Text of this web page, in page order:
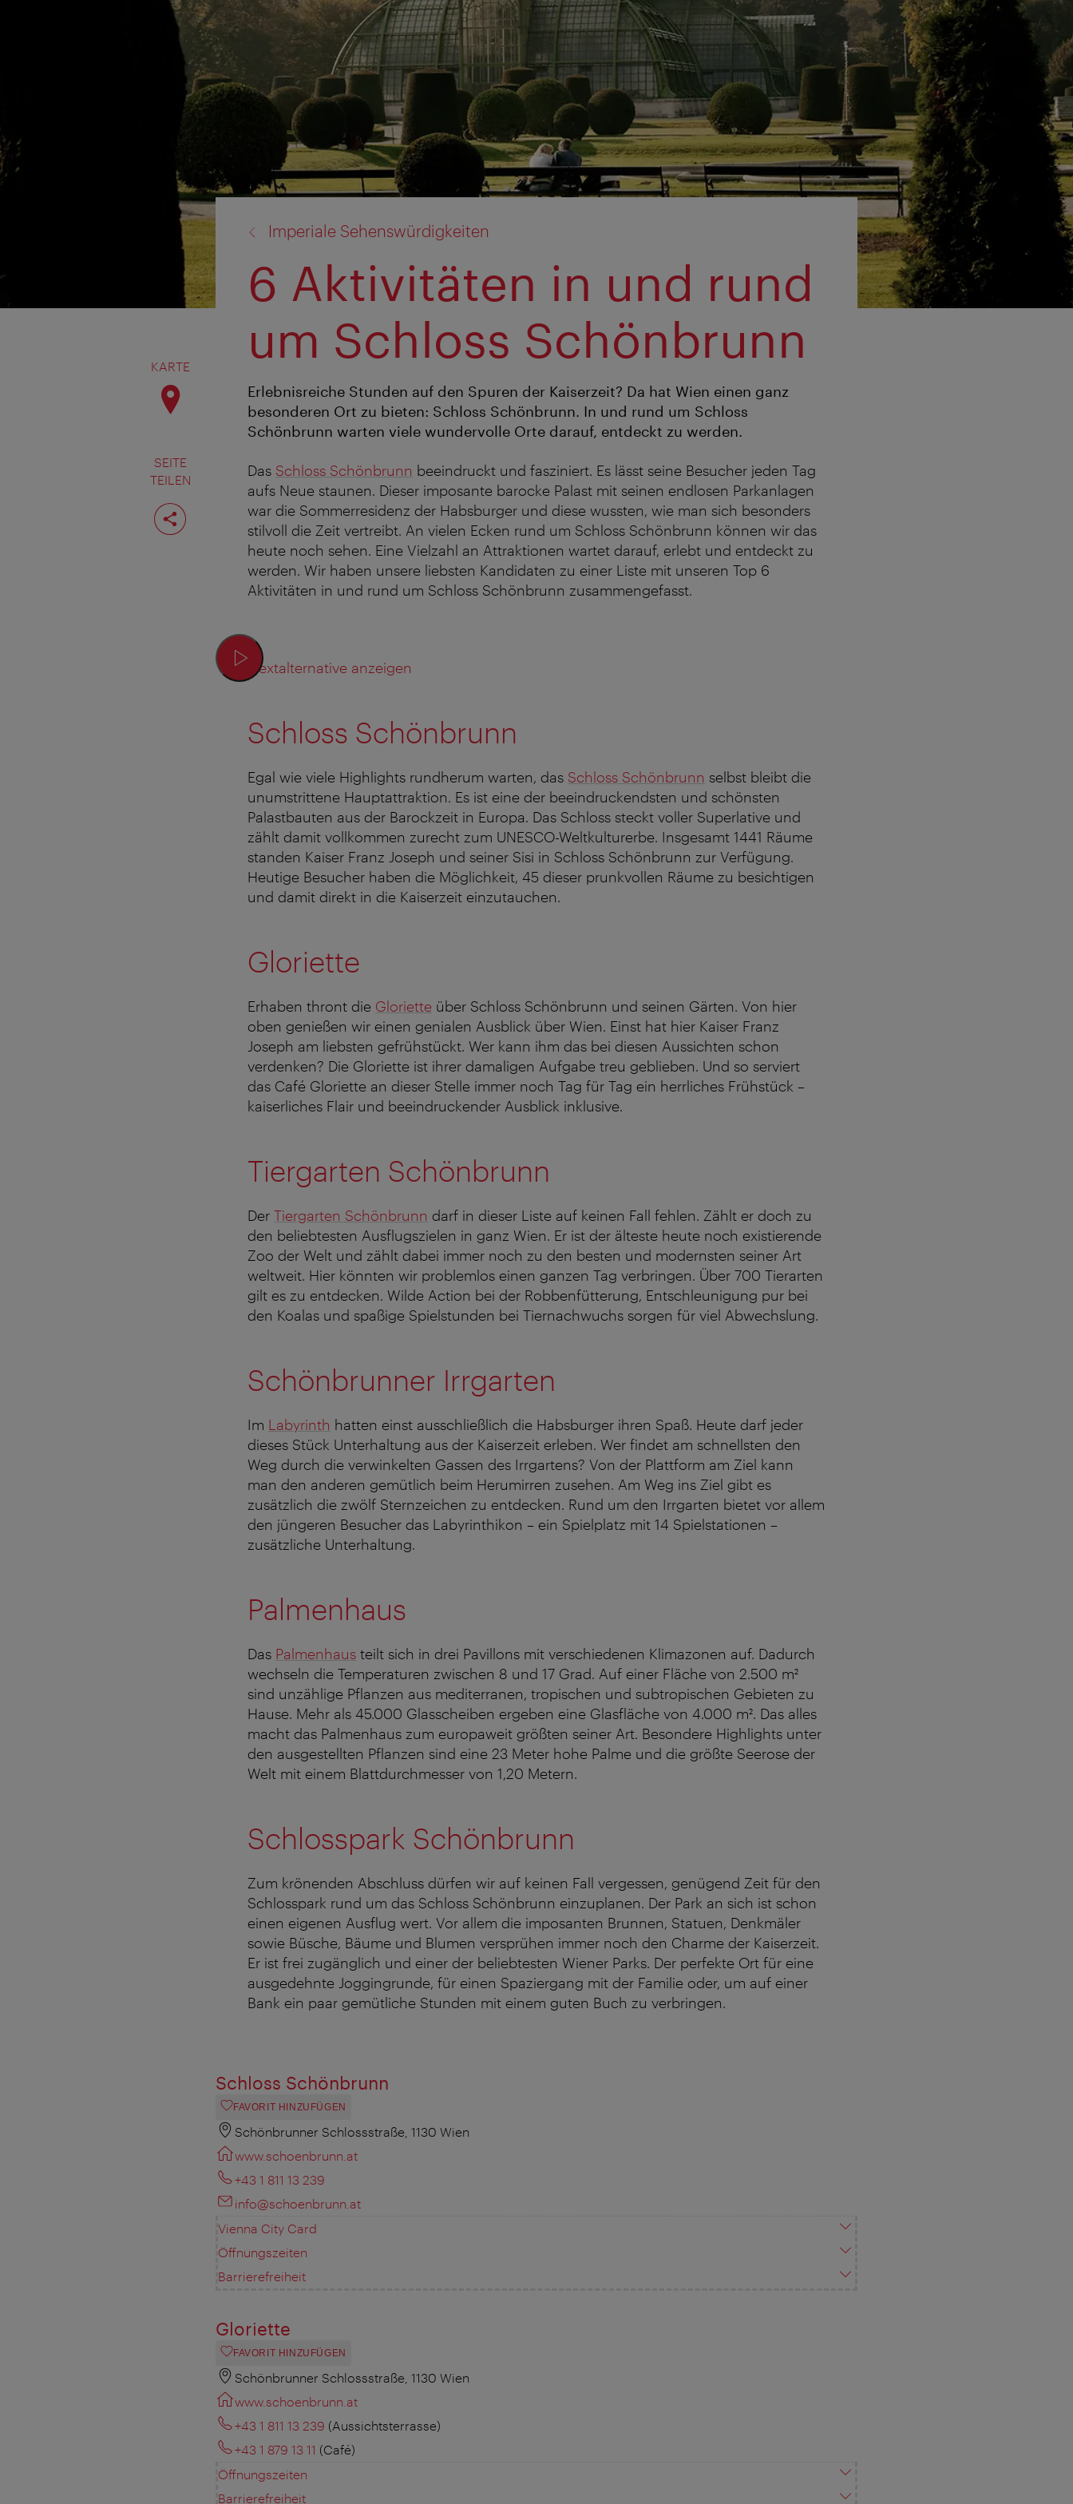
KARTE
SEITE
TEILEN
Seite
teilen
Imperiale Sehenswürdigkeiten
6 Aktivitäten in und rund
um Schloss Schönbrunn
Erlebnisreiche Stunden auf den Spuren der Kaiserzeit? Da hat Wien einen ganz
besonderen Ort zu bieten: Schloss Schönbrunn. In und rund um Schloss
Schönbrunn warten viele wundervolle Orte darauf, entdeckt zu werden.
Das Schloss Schönbrunn beeindruckt und fasziniert. Es lässt seine Besucher jeden Tag
aufs Neue staunen. Dieser imposante barocke Palast mit seinen endlosen Parkanlagen
war die Sommerresidenz der Habsburger und diese wussten, wie man sich besonders
stilvoll die Zeit vertreibt. An vielen Ecken rund um Schloss Schönbrunn können wir das
heute noch sehen. Eine Vielzahl an Attraktionen wartet darauf, erlebt und entdeckt zu
werden. Wir haben unsere liebsten Kandidaten zu einer Liste mit unseren Top 6
Aktivitäten in und rund um Schloss Schönbrunn zusammengefasst.
Textalternative anzeigen
Schloss Schönbrunn
Egal wie viele Highlights rundherum warten, das Schloss Schönbrunn selbst bleibt die
unumstrittene Hauptattraktion. Es ist eine der beeindruckendsten und schönsten
Palastbauten aus der Barockzeit in Europa. Das Schloss steckt voller Superlative und
zählt damit vollkommen zurecht zum UNESCO-Weltkulturerbe. Insgesamt 1441 Räume
standen Kaiser Franz Joseph und seiner Sisi in Schloss Schönbrunn zur Verfügung.
Heutige Besucher haben die Möglichkeit, 45 dieser prunkvollen Räume zu besichtigen
und damit direkt in die Kaiserzeit einzutauchen.
Gloriette
Erhaben thront die Gloriette über Schloss Schönbrunn und seinen Gärten. Von hier
oben genießen wir einen genialen Ausblick über Wien. Einst hat hier Kaiser Franz
Joseph am liebsten gefrühstückt. Wer kann ihm das bei diesen Aussichten schon
verdenken? Die Gloriette ist ihrer damaligen Aufgabe treu geblieben. Und so serviert
das Café Gloriette an dieser Stelle immer noch Tag für Tag ein herrliches Frühstück –
kaiserliches Flair und beeindruckender Ausblick inklusive.
Tiergarten Schönbrunn
Der Tiergarten Schönbrunn darf in dieser Liste auf keinen Fall fehlen. Zählt er doch zu
den beliebtesten Ausflugszielen in ganz Wien. Er ist der älteste heute noch existierende
Zoo der Welt und zählt dabei immer noch zu den besten und modernsten seiner Art
weltweit. Hier könnten wir problemlos einen ganzen Tag verbringen. Über 700 Tierarten
gilt es zu entdecken. Wilde Action bei der Robbenfütterung, Entschleunigung pur bei
den Koalas und spaßige Spielstunden bei Tiernachwuchs sorgen für viel Abwechslung.
Schönbrunner Irrgarten
Im Labyrinth hatten einst ausschließlich die Habsburger ihren Spaß. Heute darf jeder
dieses Stück Unterhaltung aus der Kaiserzeit erleben. Wer findet am schnellsten den
Weg durch die verwinkelten Gassen des Irrgartens? Von der Plattform am Ziel kann
man den anderen gemütlich beim Herumirren zusehen. Am Weg ins Ziel gibt es
zusätzlich die zwölf Sternzeichen zu entdecken. Rund um den Irrgarten bietet vor allem
den jüngeren Besucher das Labyrinthikon – ein Spielplatz mit 14 Spielstationen –
zusätzliche Unterhaltung.
Palmenhaus
Das Palmenhaus teilt sich in drei Pavillons mit verschiedenen Klimazonen auf. Dadurch
wechseln die Temperaturen zwischen 8 und 17 Grad. Auf einer Fläche von 2.500 m²
sind unzählige Pflanzen aus mediterranen, tropischen und subtropischen Gebieten zu
Hause. Mehr als 45.000 Glasscheiben ergeben eine Glasfläche von 4.000 m². Das alles
macht das Palmenhaus zum europaweit größten seiner Art. Besondere Highlights unter
den ausgestellten Pflanzen sind eine 23 Meter hohe Palme und die größte Seerose der
Welt mit einem Blattdurchmesser von 1,20 Metern.
Schlosspark Schönbrunn
Zum krönenden Abschluss dürfen wir auf keinen Fall vergessen, genügend Zeit für den
Schlosspark rund um das Schloss Schönbrunn einzuplanen. Der Park an sich ist schon
einen eigenen Ausflug wert. Vor allem die imposanten Brunnen, Statuen, Denkmäler
sowie Büsche, Bäume und Blumen versprühen immer noch den Charme der Kaiserzeit.
Er ist frei zugänglich und einer der beliebtesten Wiener Parks. Der perfekte Ort für eine
ausgedehnte Joggingrunde, für einen Spaziergang mit der Familie oder, um auf einer
Bank ein paar gemütliche Stunden mit einem guten Buch zu verbringen.
Schloss Schönbrunn
FAVORIT HINZUFÜGEN
Schönbrunner Schlossstraße, 1130 Wien
www.schoenbrunn.at
+43 1 811 13 239
info@schoenbrunn.at
Vienna City Card
Öffnungszeiten
Barrierefreiheit
Gloriette
FAVORIT HINZUFÜGEN
Schönbrunner Schlossstraße, 1130 Wien
www.schoenbrunn.at
+43 1 811 13 239 (Aussichtsterrasse)
+43 1 879 13 11 (Café)
Öffnungszeiten
Barrierefreiheit